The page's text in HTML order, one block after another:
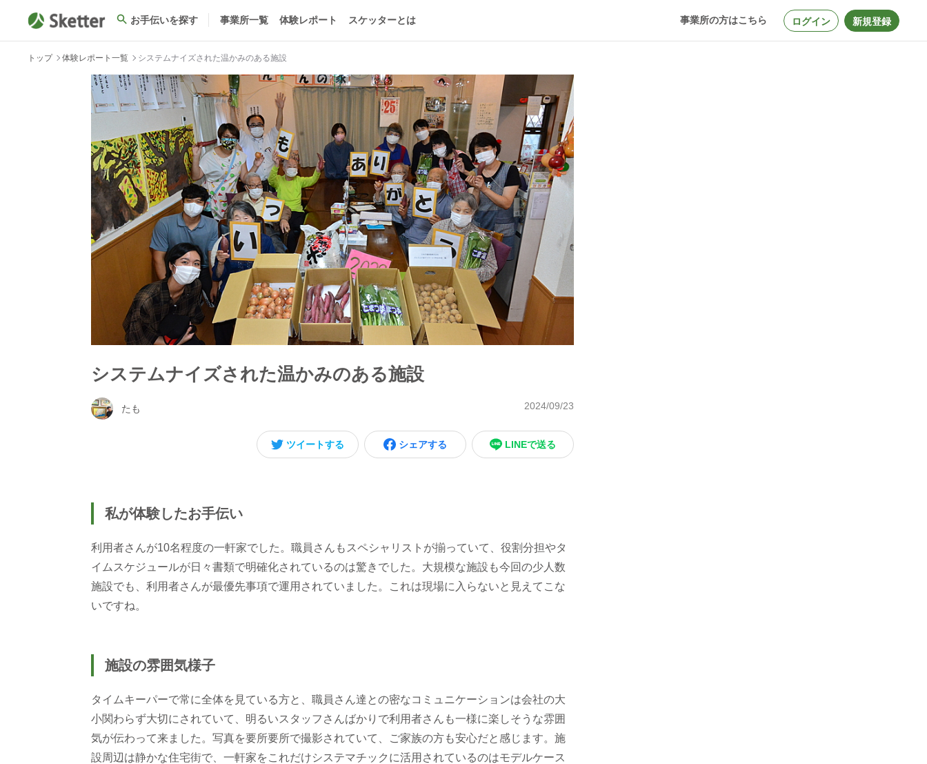
お手伝いを探す 事業所一覧 体験レポート スケッターとは 事業所の方はこちら ログイン 新規登録
トップ 体験レポート一覧 システムナイズされた温かみのある施設
システムナイズされた温かみのある施設
たも 2024/09/23
ツイートする シェアする LINEで送る
私が体験したお手伝い
利用者さんが10名程度の一軒家でした。職員さんもスペシャリストが揃っていて、役割分担やタ
イムスケジュールが日々書類で明確化されているのは驚きでした。大規模な施設も今回の少人数
施設でも、利用者さんが最優先事項で運用されていました。これは現場に入らないと見えてこな
いですね。
施設の雰囲気様子
タイムキーパーで常に全体を見ている方と、職員さん達との密なコミュニケーションは会社の大
小関わらず大切にされていて、明るいスタッフさんばかりで利用者さんも一様に楽しそうな雰囲
気が伝わって来ました。写真を要所要所で撮影されていて、ご家族の方も安心だと感じます。施
設周辺は静かな住宅街で、一軒家をこれだけシステマチックに活用されているのはモデルケース